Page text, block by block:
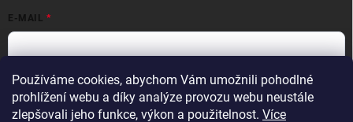
Používáme cookies, abychom Vám umožnili pohodlné
prohlížení webu a díky analýze provozu webu neustále
zlepšovali jeho funkce, výkon a použitelnost. Více
E-MAIL
Vložením e-mailové adresy souhlasíte se zpracováním osobních
údajů v souladu seZásadami ochrany osobních údajů.